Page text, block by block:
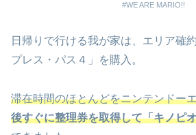
#WE ARE MARIO!!
日帰りで行ける我が家は、エリア確
プレス・パス４」を購入。
滞在時間のほとんどをニンテンドー
後すぐに整理券を取得して「キノピ